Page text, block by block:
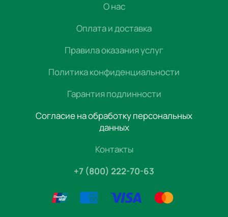
О нас
Оплата и доставка
Правила оказания услуг
Политика конфиденциальности
Гарантия подлинности
Согласие на обработку персональных
данных
Контакты
+7 (800) 222-70-63